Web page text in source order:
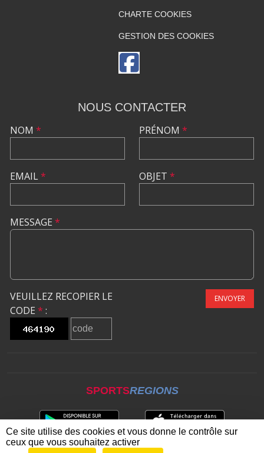
CHARTE COOKIES
GESTION DES COOKIES
NOUS CONTACTER
NOM *
EMAIL*
PRÉNOM *
OBJET *
MESSAGE *
VEUILLEZ RECOPIER LE
CODE * :
ENVOYER
SPORTSREGIONS
Ce site utilise des cookies et vous donne le contrôle sur
ceux que vous souhaitez activer